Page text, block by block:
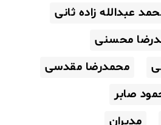
عبدالله زاده ثانی
محسنی
محمدرضا مقدسی
صابر
مدیران